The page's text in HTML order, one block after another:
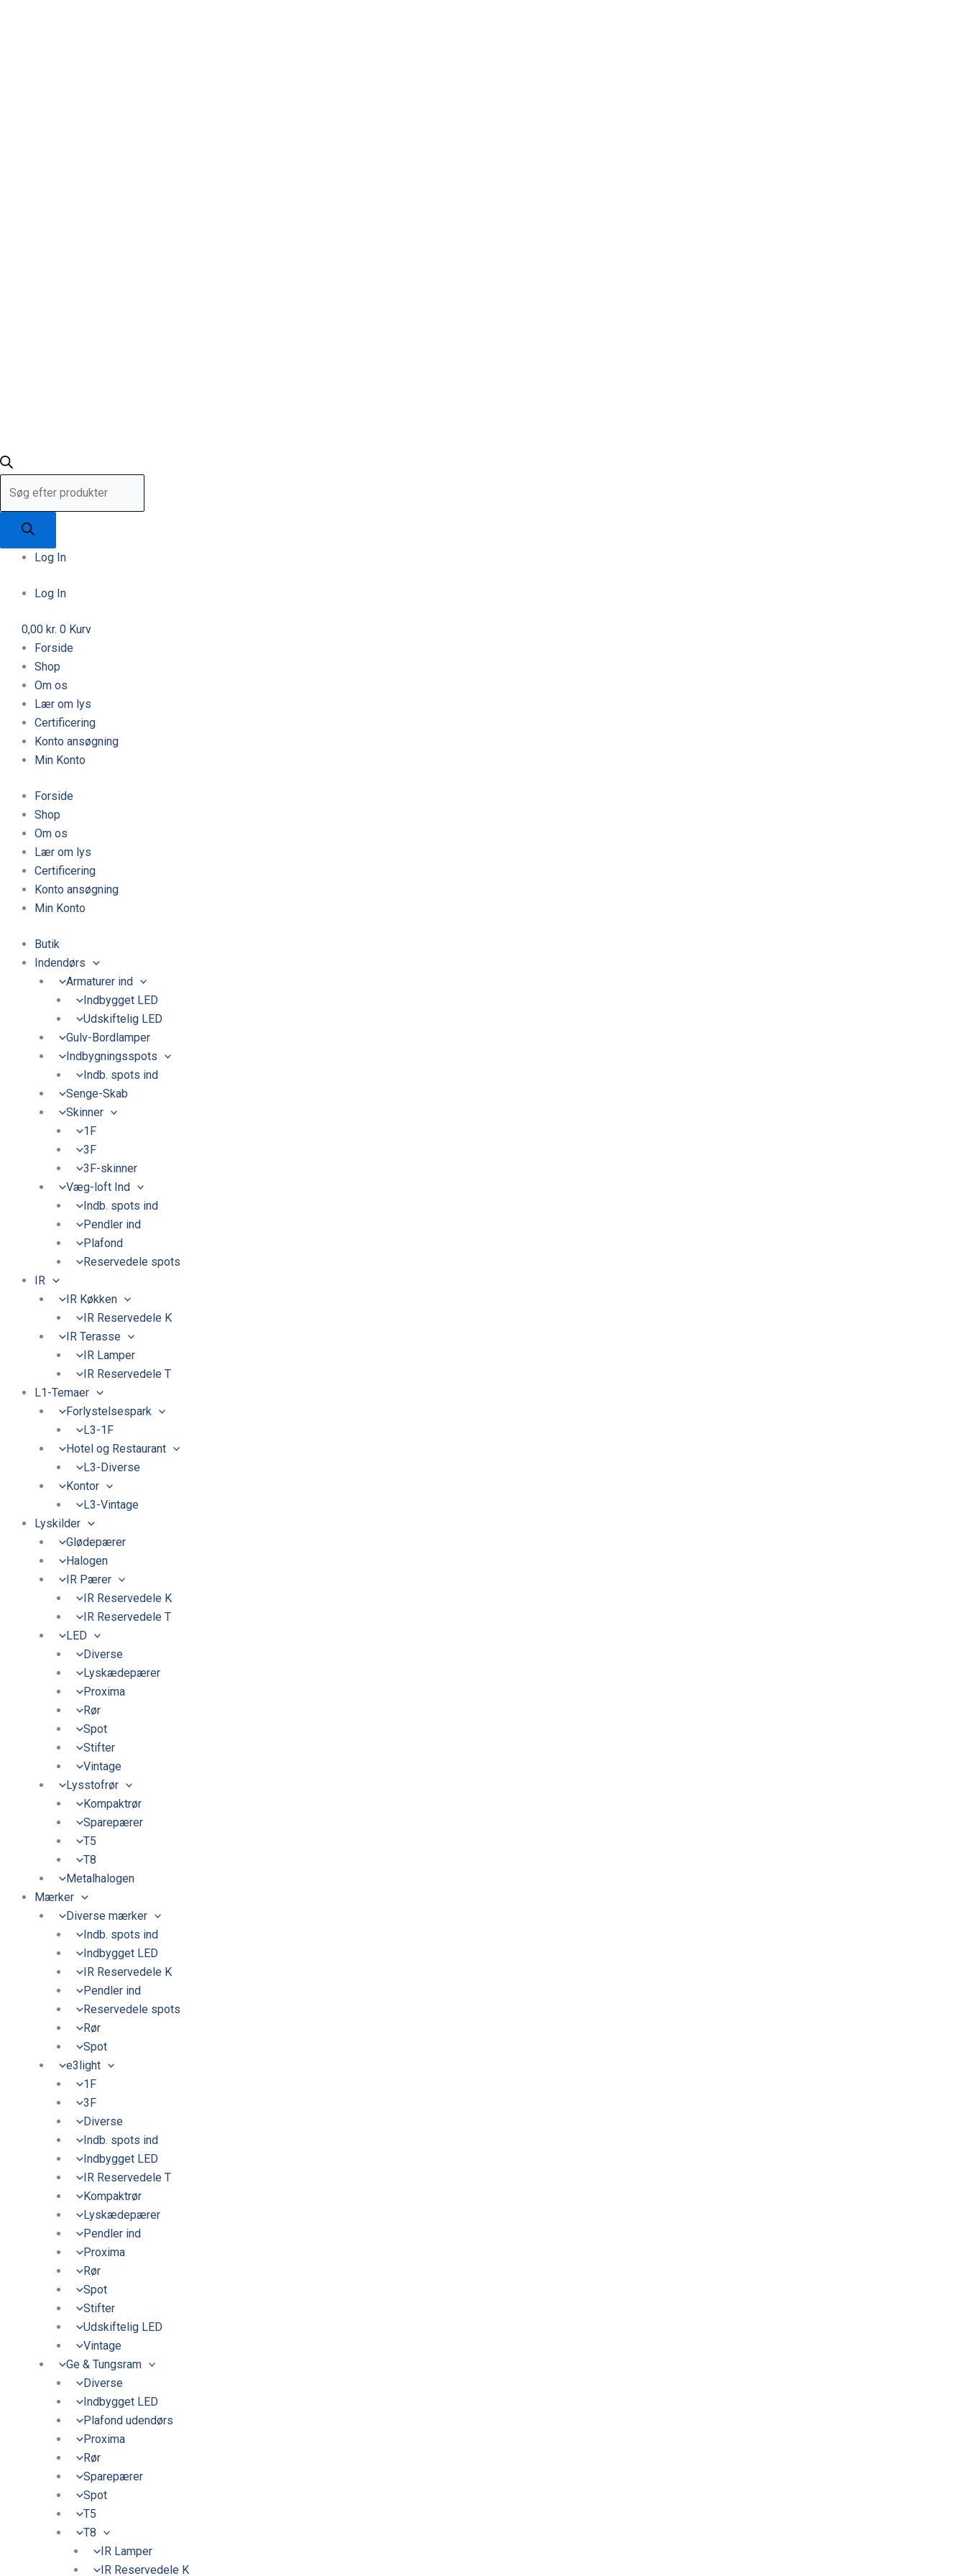
Log In
Log In
0,00 kr. 0 Kurv
Forside
Shop
Om os
Lær om lys
Certificering
Konto ansøgning
Min Konto
Forside
Shop
Om os
Lær om lys
Certificering
Konto ansøgning
Min Konto
Butik
Indendørs
Armaturer ind
Indbygget LED
Udskiftelig LED
Gulv-Bordlamper
Indbygningsspots
Indb. spots ind
Senge-Skab
Skinner
1F
3F
3F-skinner
Væg-loft Ind
Indb. spots ind
Pendler ind
Plafond
Reservedele spots
IR
IR Køkken
IR Reservedele K
IR Terasse
IR Lamper
IR Reservedele T
L1-Temaer
Forlystelsespark
L3-1F
Hotel og Restaurant
L3-Diverse
Kontor
L3-Vintage
Lyskilder
Glødepærer
Halogen
IR Pærer
IR Reservedele K
IR Reservedele T
LED
Diverse
Lyskædepærer
Proxima
Rør
Spot
Stifter
Vintage
Lysstofrør
Kompaktrør
Sparepærer
T5
T8
Metalhalogen
Mærker
Diverse mærker
Indb. spots ind
Indbygget LED
IR Reservedele K
Pendler ind
Reservedele spots
Rør
Spot
e3light
1F
3F
Diverse
Indb. spots ind
Indbygget LED
IR Reservedele T
Kompaktrør
Lyskædepærer
Pendler ind
Proxima
Rør
Spot
Stifter
Udskiftelig LED
Vintage
Ge & Tungsram
Diverse
Indbygget LED
Plafond udendørs
Proxima
Rør
Sparepærer
Spot
T5
T8
IR Lamper
IR Reservedele K